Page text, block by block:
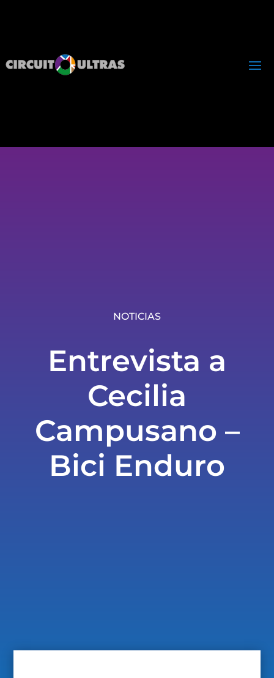
NOTICIAS
Entrevista a
Cecilia
Campusano –
Bici Enduro